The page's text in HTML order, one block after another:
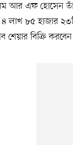
আর এফ হোসেন তাঁর
৪ লাখ ৮৫ হাজার
শেয়ার বিক্রি করবেন